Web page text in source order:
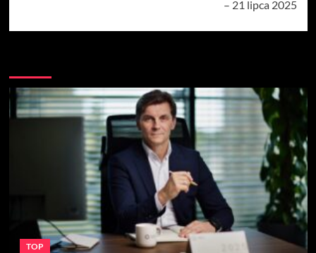
– 21 lipca 2025
TOP